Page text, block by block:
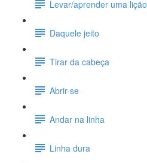
Levar/aprender uma lição
Daquele jeito
Tirar da cabeça
Abrir-se
Andar na linha
Linha dura